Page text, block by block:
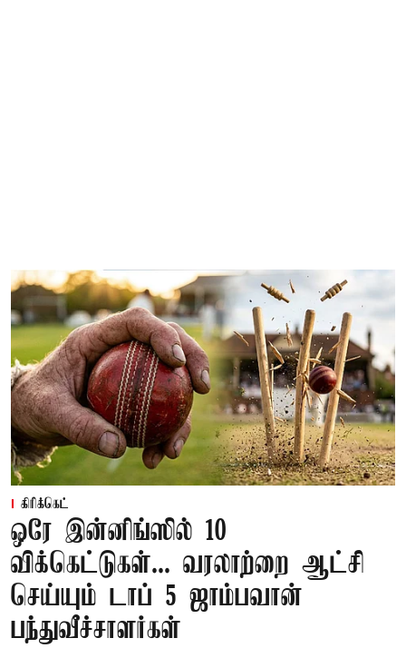
கிரிக்கெட்
ஒரே இன்னிங்ஸில் 10
விக்கெட்டுகள்... வரலாற்றை ஆட்சி
செய்யும் டாப் 5 ஜாம்பவான்
பந்துவீச்சாளர்கள்